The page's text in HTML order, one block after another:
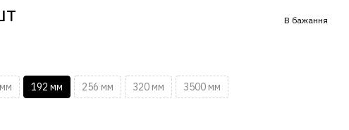
В бажання
192 мм 256 мм 320 мм 3500 мм